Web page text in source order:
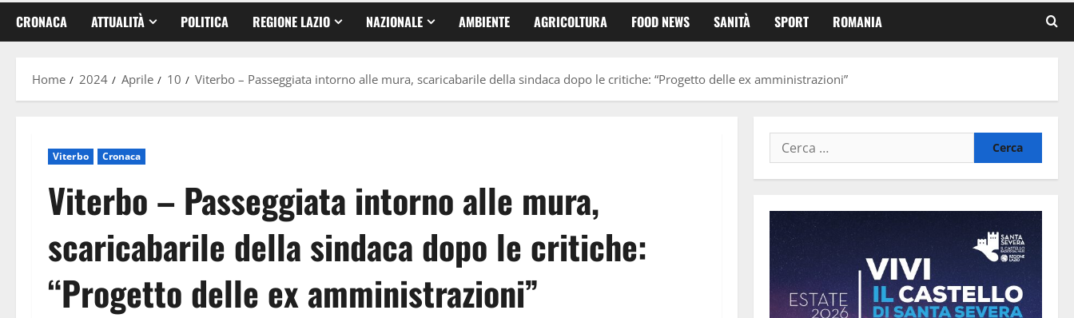
CRONACA ATTUALITÀ POLITICA REGIONE LAZIO NAZIONALE AMBIENTE AGRICOLTURA FOOD NEWS SANITÀ SPORT ROMANIA
Home 2024 Aprile 10 Viterbo – Passeggiata intorno alle mura, scaricabarile della sindaca dopo le critiche: “Progetto delle ex amministrazioni”
Viterbo Cronaca
Viterbo – Passeggiata intorno alle mura,
scaricabarile della sindaca dopo le critiche:
“Progetto delle ex amministrazioni”
Ricerca
per: